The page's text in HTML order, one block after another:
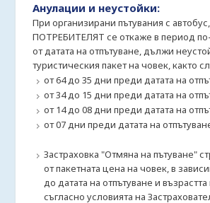
Анулации и неустойки:
При организирани пътувания с
ПОТРЕБИТЕЛЯТ се откаже в период
от датата на отпътуване, дължи
туристическия пакет на човек, както
от 64 до 35 дни преди датата на
от 34 до 15 дни преди датата на
от 14 до 08 дни преди датата на
от 07 дни преди датата на
Застраховка "Отмяна на пътуване"
от пакетната цена на човек, в
до датата на отпътуване и възрастта
съгласно условията на